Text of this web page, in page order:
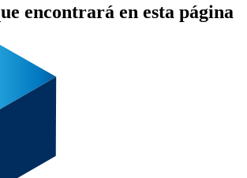
encontrará en esta página